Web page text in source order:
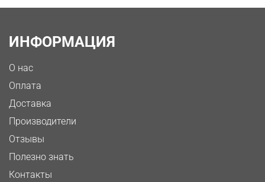
ИНФОРМАЦИЯ
О нас
Оплата
Доставка
Производители
Отзывы
Полезно знать
Контакты